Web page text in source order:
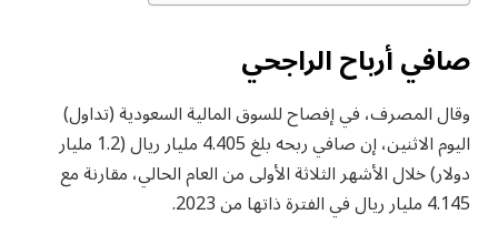
صافي أرباح الراجحي
وقال المصرف، في إفصاح للسوق المالية السعودية (تداول)
اليوم الاثنين، إن صافي ربحه بلغ 4.405 مليار ريال (1.2 مليار
دولار) خلال الأشهر الثلاثة الأولى من العام الحالي، مقارنة مع
4.145 مليار ريال في الفترة ذاتها من 2023.